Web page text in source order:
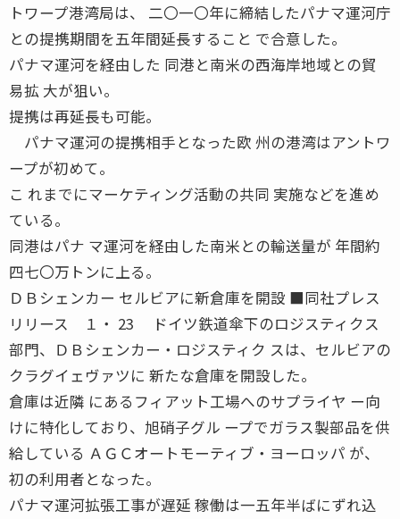
トワープ港湾局は、 二〇一〇年に締結したパナマ運河庁
との提携期間を五年間延長すること で合意した。
パナマ運河を経由した 同港と南米の西海岸地域との貿
易拡 大が狙い。
提携は再延長も可能。
パナマ運河の提携相手となった欧 州の港湾はアントワ
ープが初めて。
こ れまでにマーケティング活動の共同 実施などを進め
ている。
同港はパナ マ運河を経由した南米との輸送量が 年間約
四七〇万トンに上る。
ＤＢシェンカー セルビアに新倉庫を開設 ■同社プレス
リリース １・ 23 ドイツ鉄道傘下のロジスティクス
部門、ＤＢシェンカー・ロジスティク スは、セルビアの
クラグイェヴァツに 新たな倉庫を開設した。
倉庫は近隣 にあるフィアット工場へのサプライヤ ー向
けに特化しており、旭硝子グル ープでガラス製部品を供
給している ＡＧＣオートモーティブ・ヨーロッパ が、
初の利用者となった。
パナマ運河拡張工事が遅延 稼働は一五年半ばにずれ込